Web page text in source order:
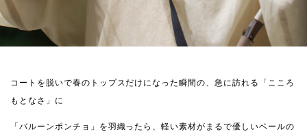
コートを脱いで春のトップスだけになった瞬間の、急に訪れる「こころ
もとなさ」に
「バルーンポンチョ」を羽織ったら、軽い素材がまるで優しいベールの